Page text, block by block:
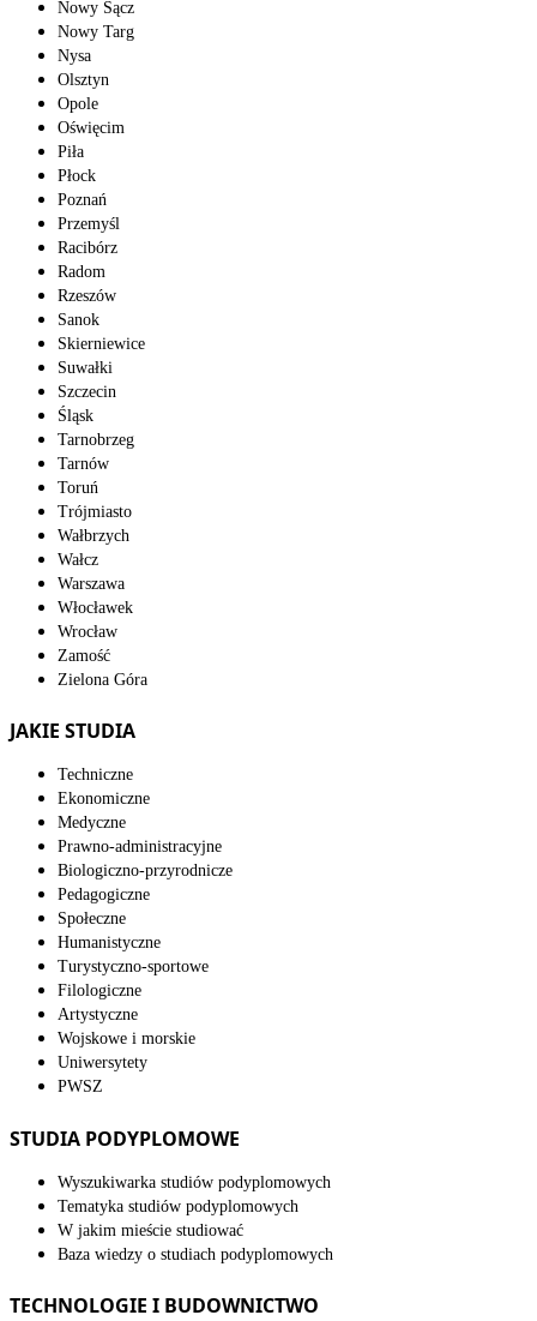
Nowy Sącz
Nowy Targ
Nysa
Olsztyn
Opole
Oświęcim
Piła
Płock
Poznań
Przemyśl
Racibórz
Radom
Rzeszów
Sanok
Skierniewice
Suwałki
Szczecin
Śląsk
Tarnobrzeg
Tarnów
Toruń
Trójmiasto
Wałbrzych
Wałcz
Warszawa
Włocławek
Wrocław
Zamość
Zielona Góra
JAKIE STUDIA
Techniczne
Ekonomiczne
Medyczne
Prawno-administracyjne
Biologiczno-przyrodnicze
Pedagogiczne
Społeczne
Humanistyczne
Turystyczno-sportowe
Filologiczne
Artystyczne
Wojskowe i morskie
Uniwersytety
PWSZ
STUDIA PODYPLOMOWE
Wyszukiwarka studiów podyplomowych
Tematyka studiów podyplomowych
W jakim mieście studiować
Baza wiedzy o studiach podyplomowych
TECHNOLOGIE I BUDOWNICTWO